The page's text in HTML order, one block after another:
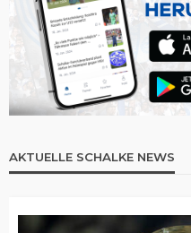
AKTUELLE SCHALKE NEWS